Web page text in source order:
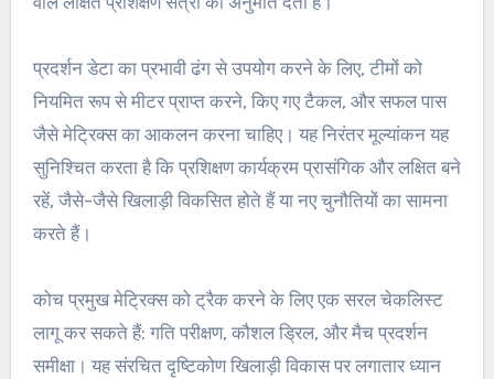
प्रदर्शन डेटा का प्रभावी ढंग से उपयोग करने के लिए, टीमों को
नियमित रूप से मीटर प्राप्त करने, किए गए टैकल, और सफल पास
जैसे मेट्रिक्स का आकलन करना चाहिए। यह निरंतर मूल्यांकन यह
सुनिश्चित करता है कि प्रशिक्षण कार्यक्रम प्रासंगिक और लक्षित बने
रहें, जैसे-जैसे खिलाड़ी विकसित होते हैं या नए चुनौतियों का सामना
करते हैं।
कोच प्रमुख मेट्रिक्स को ट्रैक करने के लिए एक सरल चेकलिस्ट
लागू कर सकते हैं: गति परीक्षण, कौशल ड्रिल, और मैच प्रदर्शन
समीक्षा। यह संरचित दृष्टिकोण खिलाड़ी विकास पर लगातार ध्यान